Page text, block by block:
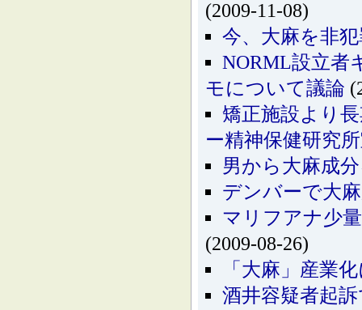
(2009-11-08)
今、大麻を非
NORML設立者
モについて議論
矯正施設より
ー精神保健研究
男から大麻成
デンバーで大
マリフアナ少
(2009-08-26)
「大麻」産業
酒井容疑者起